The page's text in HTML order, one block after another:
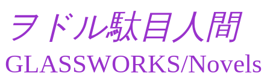
ヲドル駄目人間
GLASSWORKS/Novels